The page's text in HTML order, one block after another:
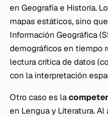
en Geografía e Historia.
mapas estáticos, sino
Información Geográfica
demográficos en tiempo
lectura crítica de datos
con la interpretación
Otro caso es la
en Lengua y Literatura. Al